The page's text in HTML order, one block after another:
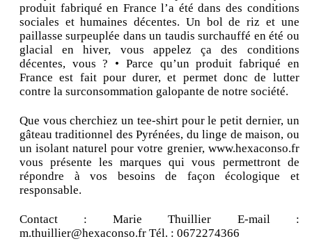
produit fabriqué en France l’a été dans des conditions
sociales et humaines décentes. Un bol de riz et une
paillasse surpeuplée dans un taudis surchauffé en été ou
glacial en hiver, vous appelez ça des conditions
décentes, vous ? • Parce qu’un produit fabriqué en
France est fait pour durer, et permet donc de lutter
contre la surconsommation galopante de notre société.
Que vous cherchiez un tee-shirt pour le petit dernier, un
gâteau traditionnel des Pyrénées, du linge de maison, ou
un isolant naturel pour votre grenier, www.hexaconso.fr
vous présente les marques qui vous permettront de
répondre à vos besoins de façon écologique et
responsable.
Contact : Marie Thuillier E-mail :
m.thuillier@hexaconso.fr Tél. : 0672274366